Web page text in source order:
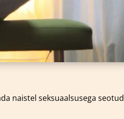
naistel seksuaalsusega seotud